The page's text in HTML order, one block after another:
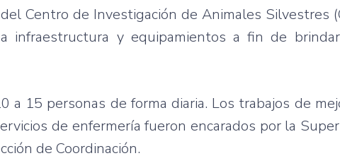
Centro de Investigación de Animales Silvestres
infraestructura y equipamientos a fin de
a 15 personas de forma diaria. Los trabajos de
de enfermería fueron encarados por la
de Coordinación.